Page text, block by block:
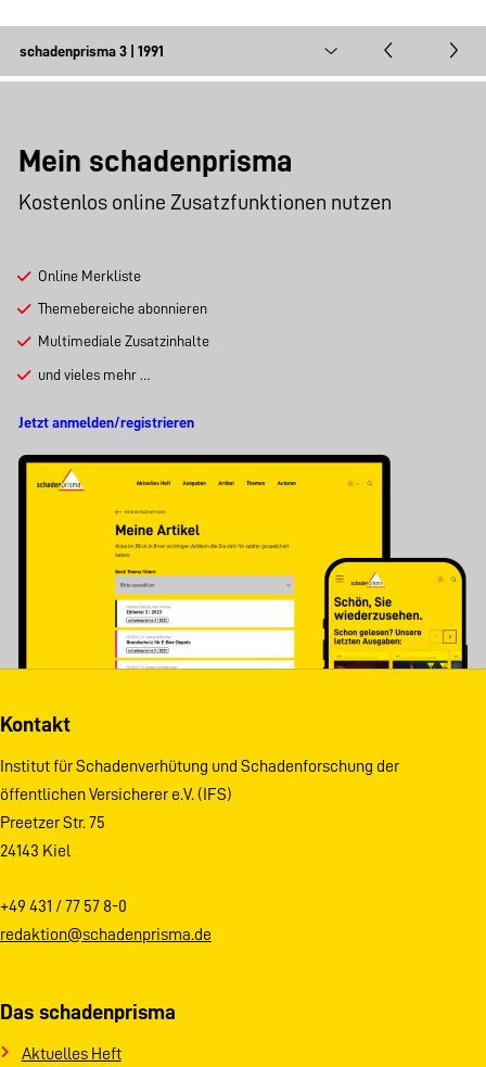
Mein schadenprisma
Kostenlos online Zusatzfunktionen nutzen
Online Merkliste
Themebereiche abonnieren
Multimediale Zusatzinhalte
und vieles mehr …
Jetzt anmelden/registrieren
Kontakt
Institut für Schadenverhütung und Schadenforschung der
öffentlichen Versicherer e.V. (IFS)
Preetzer Str. 75
24143 Kiel
+49 431 / 77 57 8-0
redaktion@schadenprisma.de
Das schadenprisma
Aktuelles Heft